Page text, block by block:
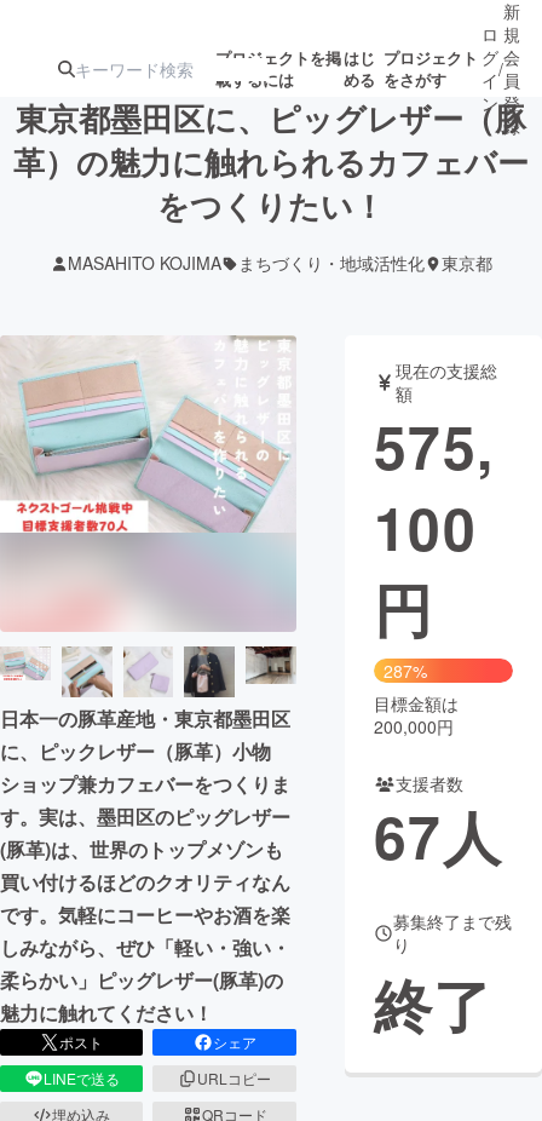
プロジェクトを掲
載するには
はじ
める
プロジェクト
をさがす
注目のリ 注目の新着プロ
ジェクト
募集終了が近いプ
テクノロジー・ガジェット
映像・映画 書籍・雑誌
ビジネス・起業 チャレンジ
CAMPFIRE for Social Good
CAMPFIRE Creation
CAMPFIREふるさと納税
コミュニティ
ロ
グ
イ
ン
/
新
規
会
員
登
録
東京都墨田区に、ピッグレザー（豚
革）の魅力に触れられるカフェバー
をつくりたい！
MASAHITO KOJIMA まちづくり・地域活性化 東京都
日本一の豚革産地・東京都墨田区
に、ピックレザー（豚革）小物
ショップ兼カフェバーをつくりま
す。実は、墨田区のピッグレザー
(豚革)は、世界のトップメゾンも
買い付けるほどのクオリティなん
です。気軽にコーヒーやお酒を楽
しみながら、ぜひ「軽い・強い・
柔らかい」ピッグレザー(豚革)の
魅力に触れてください！
ポスト
シェア
LINEで送る
URLコピー
埋め込み
QRコード
現在の支援総
額
575,
100
円
287%
目標金額は
200,000円
支援者数
67人
募集終了まで残
り
終了